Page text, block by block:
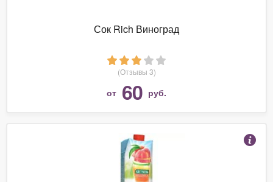
Сок Rich Виноград
(Отзывы 3)
от 60 руб.